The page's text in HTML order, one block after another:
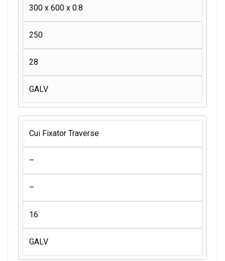
300 x 600 x 0.8
250
28
GALV
Cui Fixator Traverse
–
–
16
GALV